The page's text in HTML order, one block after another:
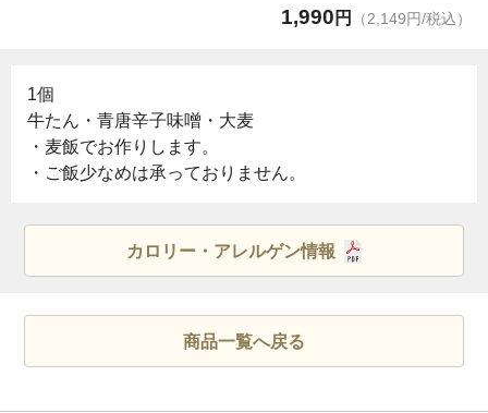
1,990 円 （2,149円/税込）
1個
牛たん・青唐辛子味噌・大麦
・麦飯でお作りします。
・ご飯少なめは承っておりません。
カロリー・アレルゲン情報
商品一覧へ戻る